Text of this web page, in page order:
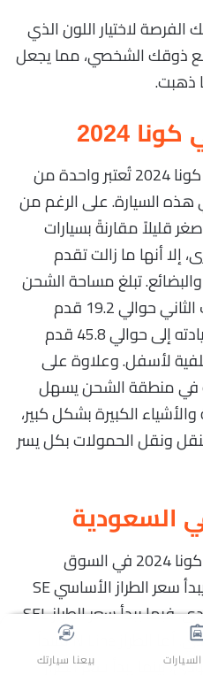
لاختيار اللون الذي
ذوقك الشخصي، مما يجعل
2024
مساحة الشحن في هيونداي كونا 2024 تُعتبر واحدة من
هذه السيارة. على الرغم من
قليلاً مقارنةً بسيارات
إلا أنها ما زالت تقدم
تبلغ مساحة الشحن
في الطراز العادي خلف الصف الثاني حوالي 19.2 قدم
مكعب، وهذا الحجم يمكن زيادته إلى حوالي 45.8 قدم
لأسفل. وعلاوة على
في منطقة الشحن يسهل
الكبيرة بشكل كبير،
ونقل الحمولات بكل يسر
تتراوح أسعار سيارة هيونداي كونا 2024 في السوق
السعودي بالريال السعودي. يبدأ سعر الطراز الأساسي SE
من حوالي 90,000 ريال سعودي، فيما يبدأ سعر الطراز SEL
من حوالي 97,500 ريال سعودي. أما الطراز N Line فيبدأ
ريال سعودي، بينما يبدأ سعر الطراز
بيعنا سيارتك